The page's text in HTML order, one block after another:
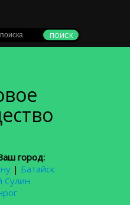
город:
| Батайск
Сулин